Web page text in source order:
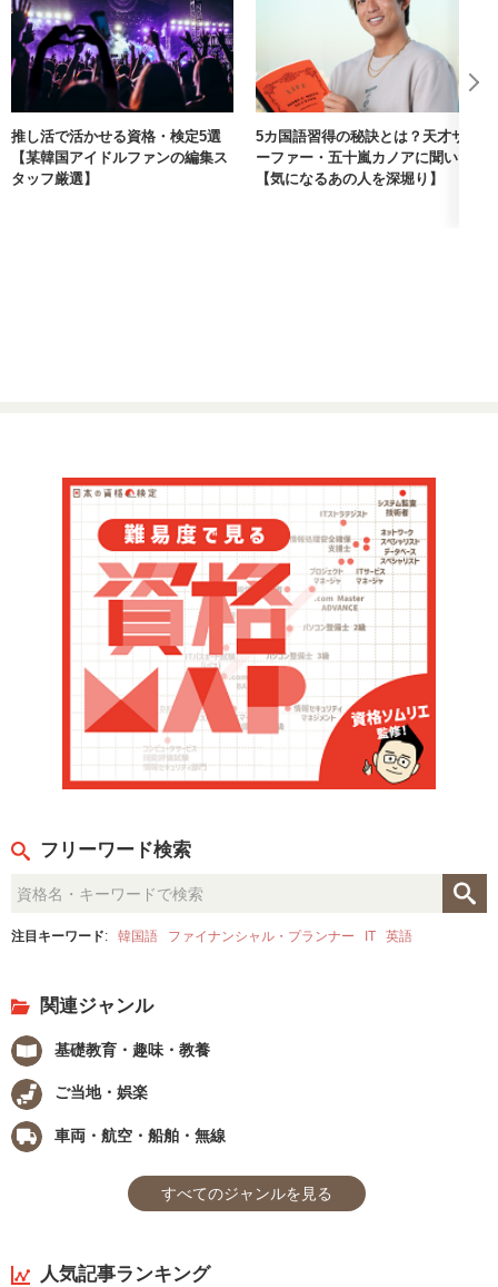
推し活で活かせる資格・検定5選
【某韓国アイドルファンの編集ス
タッフ厳選】
5カ国語習得の秘訣とは？天才サ
ーファー・五十嵐カノアに聞いた
【気になるあの人を深堀り】
フリーワード検索
注目キーワード: 韓国語 ファイナンシャル・プランナー IT 英語
関連ジャンル
基礎教育・趣味・教養
ご当地・娯楽
車両・航空・船舶・無線
すべてのジャンルを見る
人気記事ランキング